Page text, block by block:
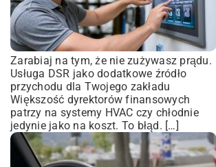
Zarabiaj na tym, że nie zużywasz prądu.
Usługa DSR jako dodatkowe źródło
przychodu dla Twojego zakładu
Większość dyrektorów finansowych
patrzy na systemy HVAC czy chłodnie
jedynie jako na koszt. To błąd. […]